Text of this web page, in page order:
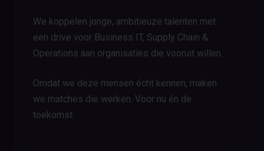
We koppelen jonge, ambitieuze talenten met
een drive voor Business IT, Supply Chain &
Operations aan organisaties die vooruit willen.
Omdat we deze mensen écht kennen, maken
we matches die werken. Voor nu én de
toekomst.